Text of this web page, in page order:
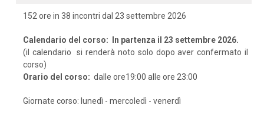
152 ore in 38 incontri dal 23 settembre 2026
Calendario del corso: In partenza il 23 settembre 2026.
(il calendario si renderà noto solo dopo aver confermato il
corso)
Orario del corso: dalle ore19:00 alle ore 23:00
Giornate corso: lunedì - mercoledì - venerdì